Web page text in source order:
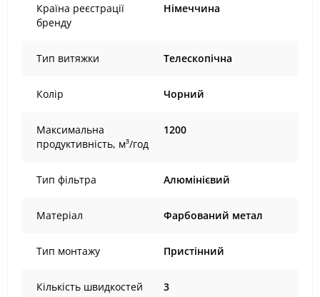
Країна реєстрації
бренду
Німеччина
Тип витяжки Телескопічна
Колір Чорний
Максимальна
продуктивність, м³/год
1200
Тип фільтра Алюмінієвий
Матеріал Фарбований метал
Тип монтажу Пристінний
Кількість швидкостей 3